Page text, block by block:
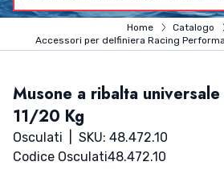
Home
Azienda
Catalogo
Termini &
Contatti
Home
Catalogo
Accessori per delfiniera Racing
Musone a ribalta
11/20 Kg
Osculati
SKU: 48.472.10
Codice Osculati48.472.10